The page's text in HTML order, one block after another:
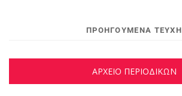
ΠΡΟΗΓΟΥΜΕΝΑ ΤΕΥΧΗ
ΑΡΧΕΙΟ ΠΕΡΙΟΔΙΚΩΝ